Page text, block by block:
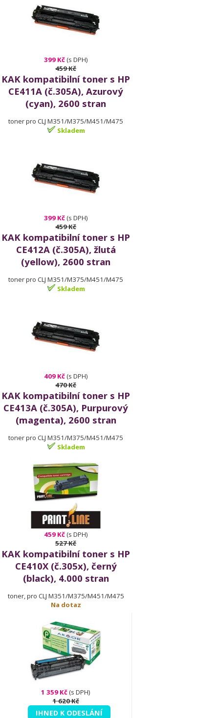
399 Kč(s DPH)
459 Kč
KAK kompatibilní toner s HP
CE411A (č.305A), Azurový
(cyan), 2600 stran
toner pro CLJ M351/M375/M451/M475
Skladem
399 Kč(s DPH)
459 Kč
KAK kompatibilní toner s HP
CE412A (č.305A), žlutá
(yellow), 2600 stran
toner pro CLJ M351/M375/M451/M475
Skladem
409 Kč(s DPH)
470 Kč
KAK kompatibilní toner s HP
CE413A (č.305A), Purpurový
(magenta), 2600 stran
toner pro CLJ M351/M375/M451/M475
Skladem
459 Kč(s DPH)
527 Kč
KAK kompatibilní toner s HP
CE410X (č.305x), černý
(black), 4.000 stran
toner, pro CLJ M351/M375/M451/M475
Na dotaz
1 359 Kč(s DPH)
1 620 Kč
IHNED K ODESLÁNÍ